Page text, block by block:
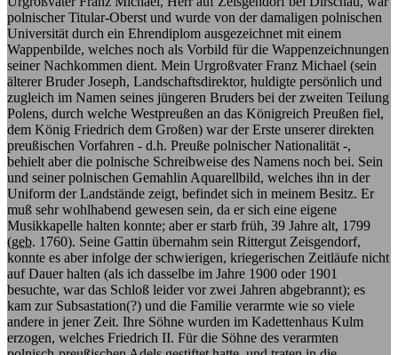
polnischer Titular-Oberst und wurde von der damaligen polnischen
Universität durch ein Ehrendiplom ausgezeichnet mit einem
Wappenbilde, welches noch als Vorbild für die Wappenzeichnungen
seiner Nachkommen dient. Mein Urgroßvater Franz Michael (sein
älterer Bruder Joseph, Landschaftsdirektor, huldigte persönlich und
zugleich im Namen seines jüngeren Bruders bei der zweiten Teilung
Polens, durch welche Westpreußen an das Königreich Preußen fiel,
dem König Friedrich dem Großen) war der Erste unserer direkten
preußischen Vorfahren - d.h. Preuße polnischer Nationalität -,
behielt aber die polnische Schreibweise des Namens noch bei. Sein
und seiner polnischen Gemahlin Aquarellbild, welches ihn in der
Uniform der Landstände zeigt, befindet sich in meinem Besitz. Er
muß sehr wohlhabend gewesen sein, da er sich eine eigene
Musikkapelle halten konnte; aber er starb früh, 39 Jahre alt, 1799
(geb. 1760). Seine Gattin übernahm sein Rittergut Zeisgendorf,
konnte es aber infolge der schwierigen, kriegerischen Zeitläufe nicht
auf Dauer halten (als ich dasselbe im Jahre 1900 oder 1901
besuchte, war das Schloß leider vor zwei Jahren abgebrannt); es
kam zur Subsastation(?) und die Familie verarmte wie so viele
andere in jener Zeit. Ihre Söhne wurden im Kadettenhaus Kulm
erzogen, welches Friedrich II. Für die Söhne des verarmten